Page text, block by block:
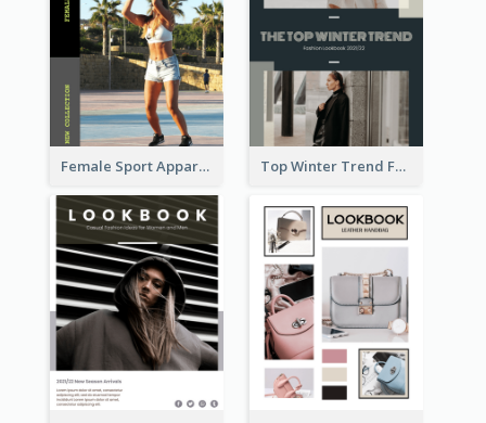
Female Sport Apparel Lookbook Top Winter Trend Fashion Lookbook